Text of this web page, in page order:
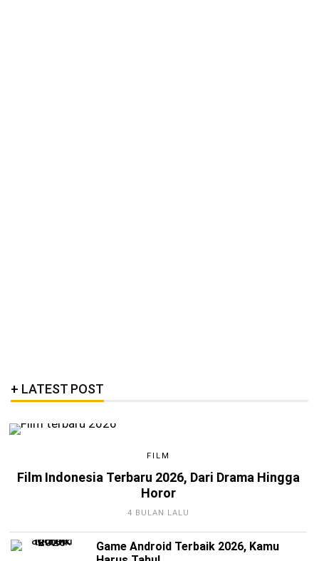
LATEST POST
FILM
Film Indonesia Terbaru 2026, Dari Drama Hingga
Horor
4 BULAN LALU
Game Android Terbaik 2026, Kamu